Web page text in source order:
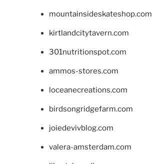
mountainsideskateshop.com
kirtlandcitytavern.com
301nutritionspot.com
ammos-stores.com
loceanecreations.com
birdsongridgefarm.com
joiedevivblog.com
valera-amsterdam.com